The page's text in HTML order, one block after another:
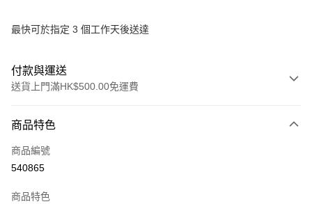
最快可於指定 3 個工作天後送達
付款與運送
送貨上門滿HK$500.00免運費
信用卡
AlipayHK
商品特色
商品編號
540865
商品特色